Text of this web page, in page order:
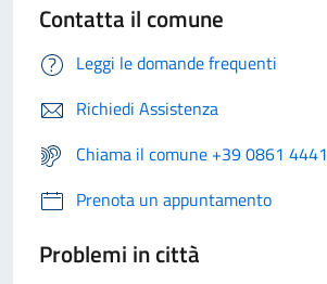
Contatta il comune
Leggi le domande frequenti
Richiedi Assistenza
Chiama il comune +39 0861 4441
Prenota un appuntamento
Problemi in città